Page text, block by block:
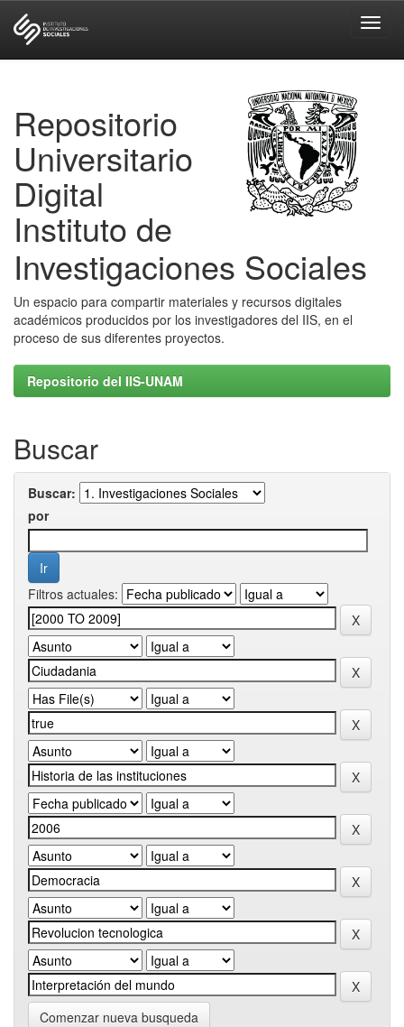
Repositorio
Universitario
Digital
Instituto de
Investigaciones Sociales
Un espacio para compartir materiales y recursos digitales
académicos producidos por los investigadores del IIS, en el
proceso de sus diferentes proyectos.
Repositorio del IIS-UNAM
Buscar
Buscar:
por
Filtros actuales:
Comenzar nueva busqueda